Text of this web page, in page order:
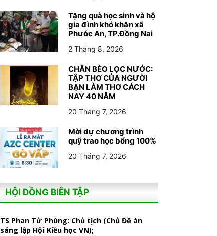
Tặng quà học sinh và hộ
gia đình khó khăn xã
Phước An, TP.Đồng Nai
2 Tháng 8, 2026
CHÂN BÈO LỌC NƯỚC:
TẬP THƠ CỦA NGƯỜI
BẠN LÀM THƠ CÁCH
NAY 40 NĂM
20 Tháng 7, 2026
Mời dự chương trình
quỹ trao học bổng 100%
20 Tháng 7, 2026
HỘI ĐỒNG BIÊN TẬP
TS Phan Tử Phùng: Chủ tịch (Chủ Đề án
sáng lập Hội Kiều học VN);